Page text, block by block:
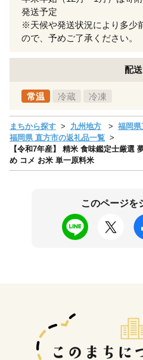
発送予定
※天候や発送状況により多少
ので、予めご了承ください。
配送
常温 冷蔵 冷凍
まちから探す 九州地方
福岡県
福岡県 直方市の返礼品一覧
【令和7年産】 精米 食味鑑定士厳選
め コメ お米 単一原料米
このページを